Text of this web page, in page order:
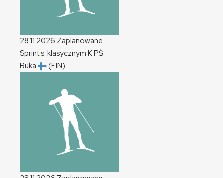
28.11.2026 Zaplanowane
Sprint s. klasycznym KPŚ
Ruka
(FIN)